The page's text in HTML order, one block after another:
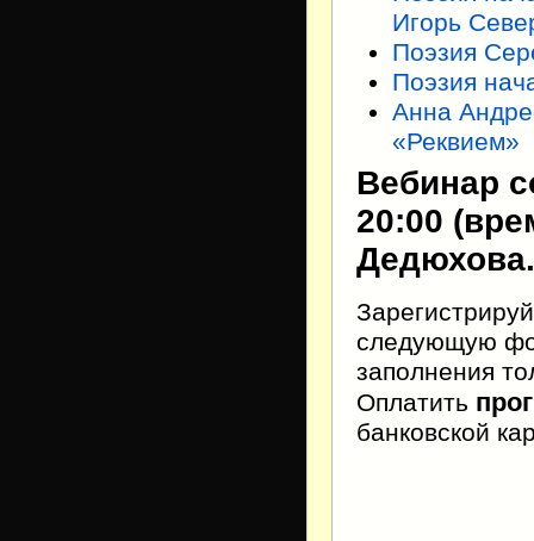
Игорь
Поэзия
Поэзия
Анна
«Реквием»
Вебинар
20:00
Дедюхова.
следующую
заполнения
Оплатить
банковской